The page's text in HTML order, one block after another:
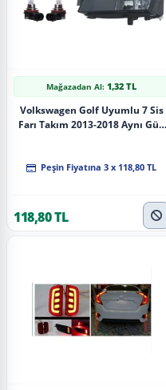
Mağazadan Al:1,32 TL
Volkswagen Golf Uyumlu 7 Sis
Farı Takım 2013-2018 Aynı Gün
Peşin Fiyatına 3 x 118,80 TL
118,80 TL